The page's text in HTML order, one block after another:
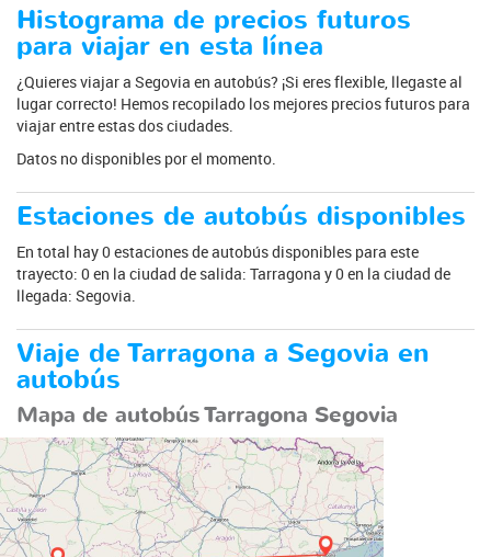
Histograma de precios futuros
para viajar en esta línea
¿Quieres viajar a Segovia en autobús? ¡Si eres flexible, llegaste al
lugar correcto! Hemos recopilado los mejores precios futuros para
viajar entre estas dos ciudades.
Datos no disponibles por el momento.
Estaciones de autobús disponibles
En total hay 0 estaciones de autobús disponibles para este
trayecto: 0 en la ciudad de salida: Tarragona y 0 en la ciudad de
llegada: Segovia.
Viaje de Tarragona a Segovia en
autobús
Mapa de autobús Tarragona Segovia